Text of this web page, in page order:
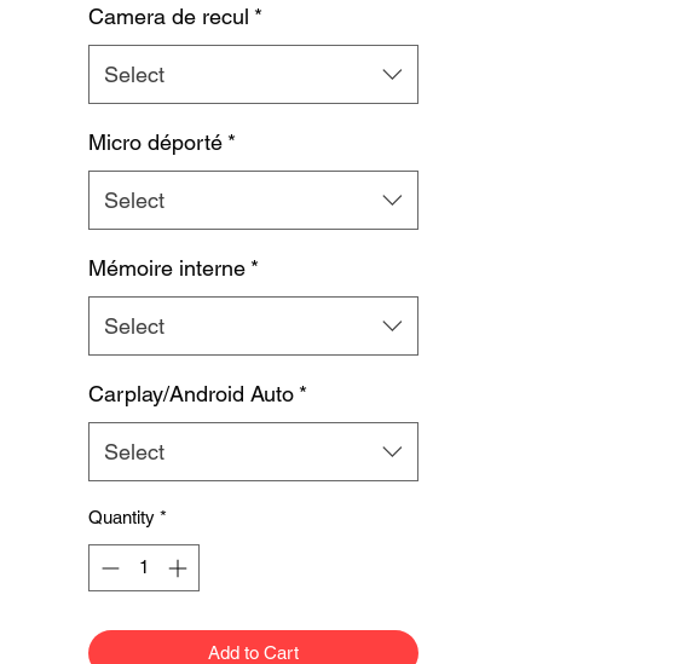
Camera de recul *
Select
Micro déporté *
Select
Mémoire interne *
Select
Carplay/Android Auto *
Select
Quantity *
Add to Cart